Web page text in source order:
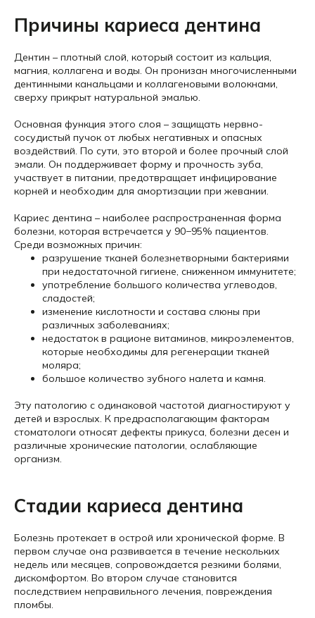
Причины кариеса дентина
Дентин – плотный слой, который состоит из кальция,
магния, коллагена и воды. Он пронизан многочисленными
дентинными канальцами и коллагеновыми волокнами,
сверху прикрыт натуральной эмалью.
Основная функция этого слоя – защищать нервно-
сосудистый пучок от любых негативных и опасных
воздействий. По сути, это второй и более прочный слой
эмали. Он поддерживает форму и прочность зуба,
участвует в питании, предотвращает инфицирование
корней и необходим для амортизации при жевании.
Кариес дентина – наиболее распространенная форма
болезни, которая встречается у 90−95% пациентов.
Среди возможных причин:
разрушение тканей болезнетворными бактериями
при недостаточной гигиене, сниженном иммунитете;
употребление большого количества углеводов,
сладостей;
изменение кислотности и состава слюны при
различных заболеваниях;
недостаток в рационе витаминов, микроэлементов,
которые необходимы для регенерации тканей
моляра;
большое количество зубного налета и камня.
Эту патологию с одинаковой частотой диагностируют у
детей и взрослых. К предрасполагающим факторам
стоматологи относят дефекты прикуса, болезни десен и
различные хронические патологии, ослабляющие
организм.
Стадии кариеса дентина
Болезнь протекает в острой или хронической форме. В
первом случае она развивается в течение нескольких
недель или месяцев, сопровождается резкими болями,
дискомфортом. Во втором случае становится
последствием неправильного лечения, повреждения
пломбы.